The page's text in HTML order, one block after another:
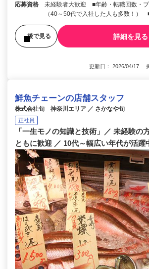
応募資格
未経験者大歓迎 ■年齢・転職回数・
（40～50代で入社した人も多数！）
後で見る 詳細を見る
更新日： 2026/04/17
鮮魚チェーンの店舗スタッフ
株式会社旬 神奈川エリア ／ さかなや旬
正社員
「一生モノの知識と技術」／ 未経験の
ともに歓迎 ／ 10代～幅広い年代が活躍